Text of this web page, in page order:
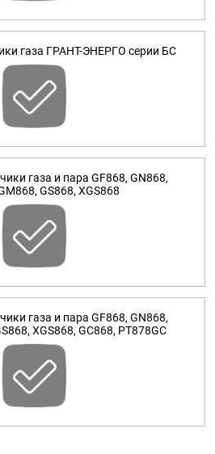
газа ГРАНТ-ЭНЕРГО серии БС
газа и пара GF868, GN868,
GS868, XGS868
газа и пара GF868, GN868,
XGS868, GC868, PT878GC